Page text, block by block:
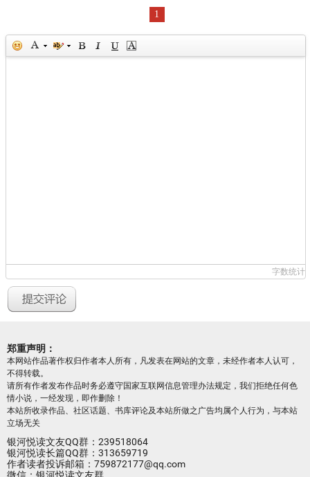
1
字数统计
郑重声明：
本网站作品著作权归作者本人所有，凡发表在网站的文章，未经作者本人认可，
不得转载。
请所有作者发布作品时务必遵守国家互联网信息管理办法规定，我们拒绝任何色
情小说，一经发现，即作删除！
本站所收录作品、社区话题、书库评论及本站所做之广告均属个人行为，与本站
立场无关
银河悦读文友QQ群：239518064
银河悦读长篇QQ群：313659719
作者读者投诉邮箱：759872177@qq.com